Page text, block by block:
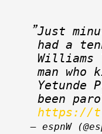
Just
had a
Williams
man
Yetunde
https://
— espnW